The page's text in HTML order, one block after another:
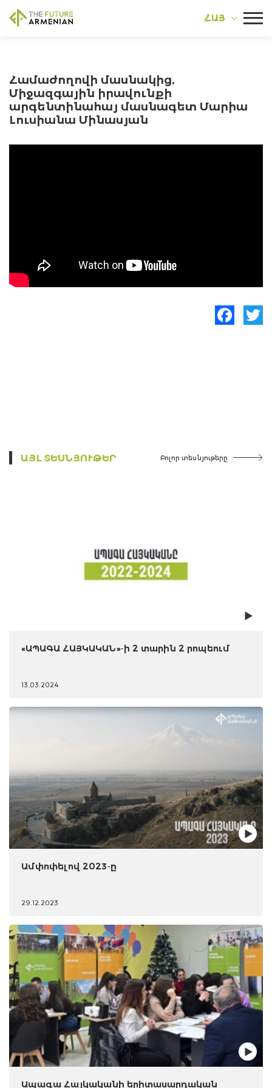
ՀԱՅ
Համաժողովի մասնակից,
Միջազգային իրավունքի
արգենտինահայ մասնագետ Մարիա
Լուսիանա Մինասյան
ԱՅԼ ՏԵՍՆՅՈՒԹԵՐ Բոլոր տեսնյութերը
«ԱՊԱԳԱ ՀԱՅԿԱԿԱՆ»-ի 2 տարին 2 րոպեում
13.03.2024
Ամփոփելով 2023-ը
29.12.2023
Ապագա Հայկականի երիտասարդական